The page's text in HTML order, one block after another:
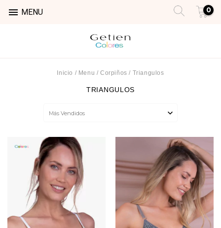
 MENU 0
Inicio / Menu / Corpiños / Triangulos
TRIANGULOS